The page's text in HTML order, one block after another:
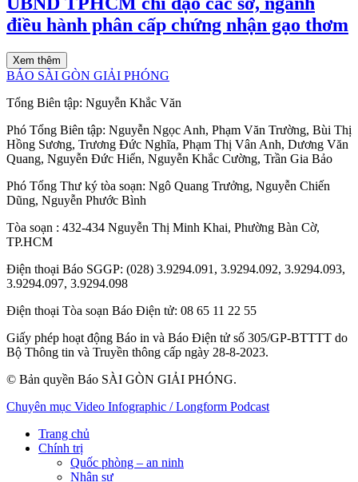
điều hành phân cấp chứng nhận gạo thơm
Xem thêm
BÁO SÀI GÒN GIẢI PHÓNG
Tổng Biên tập: Nguyễn Khắc Văn
Phó Tổng Biên tập: Nguyễn Ngọc Anh, Phạm Văn Trường, Bùi Thị
Hồng Sương, Trương Đức Nghĩa, Phạm Thị Vân Anh, Dương Văn
Quang, Nguyễn Đức Hiển, Nguyễn Khắc Cường, Trần Gia Bảo
Phó Tổng Thư ký tòa soạn: Ngô Quang Trưởng, Nguyễn Chiến
Dũng, Nguyễn Phước Bình
Tòa soạn : 432-434 Nguyễn Thị Minh Khai, Phường Bàn Cờ,
TP.HCM
Điện thoại Báo SGGP: (028) 3.9294.091, 3.9294.092, 3.9294.093,
3.9294.097, 3.9294.098
Điện thoại Tòa soạn Báo Điện tử: 08 65 11 22 55
Giấy phép hoạt động Báo in và Báo Điện tử số 305/GP-BTTTT do
Bộ Thông tin và Truyền thông cấp ngày 28-8-2023.
© Bản quyền Báo SÀI GÒN GIẢI PHÓNG.
Chuyên mục Video Infographic / Longform Podcast
Trang chủ
Chính trị
Quốc phòng – an ninh
Nhân sự